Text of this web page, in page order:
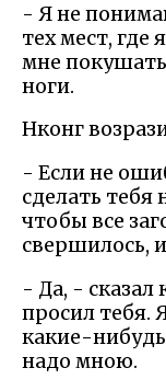
- Я не
тех мест, где
мне
ноги.
Нконг
- Если не
сделать тебя
чтобы все
свершилось,
- Да, - сказал
просил тебя.
какие-
надо мною.